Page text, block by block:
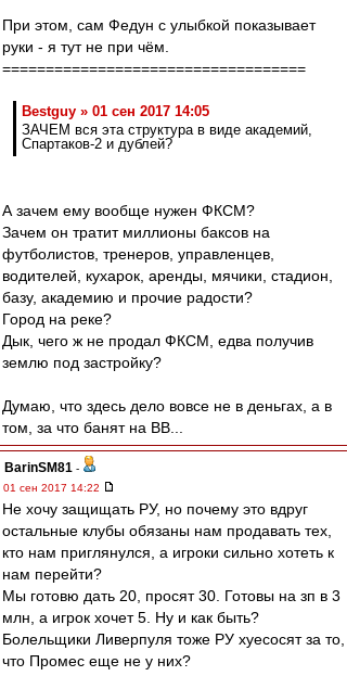
При этом, сам Федун с улыбкой показывает
руки - я тут не при чём.
===================================
Bestguy » 01 сен 2017 14:05
ЗАЧЕМ вся эта структура в виде академий,
Спартаков-2 и дублей?
А зачем ему вообще нужен ФКСМ?
Зачем он тратит миллионы баксов на
футболистов, тренеров, управленцев,
водителей, кухарок, аренды, мячики, стадион,
базу, академию и прочие радости?
Город на реке?
Дык, чего ж не продал ФКСМ, едва получив
землю под застройку?
Думаю, что здесь дело вовсе не в деньгах, а в
том, за что банят на ВВ...
BarinSM81 -
01 сен 2017 14:22
Не хочу защищать РУ, но почему это вдруг
остальные клубы обязаны нам продавать тех,
кто нам приглянулся, а игроки сильно хотеть к
нам перейти?
Мы готовю дать 20, просят 30. Готовы на зп в 3
млн, а игрок хочет 5. Ну и как быть?
Болельщики Ливерпуля тоже РУ хуесосят за то,
что Промес еще не у них?